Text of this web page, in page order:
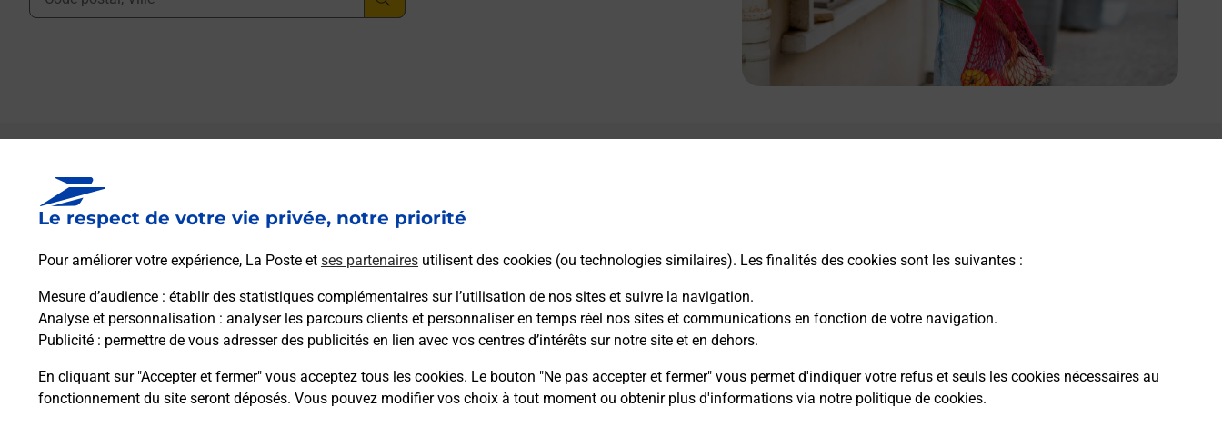
Le respect de votre vie privée, notre priorité
Pour améliorer votre expérience, La Poste et ses partenaires utilisent des cookies (ou technologies similaires). Les finalités des cookies sont les suivantes :
Mesure d’audience : établir des statistiques complémentaires sur l’utilisation de nos sites et suivre la navigation.
Analyse et personnalisation : analyser les parcours clients et personnaliser en temps réel nos sites et communications en fonction de votre navigation.
Publicité : permettre de vous adresser des publicités en lien avec vos centres d’intérêts sur notre site et en dehors.
En cliquant sur "Accepter et fermer" vous acceptez tous les cookies. Le bouton "Ne pas accepter et fermer" vous permet d'indiquer votre refus et seuls les cookies nécessaires au
fonctionnement du site seront déposés. Vous pouvez modifier vos choix à tout moment ou obtenir plus d'informations via notre politique de cookies.
Boîte aux lettres La Poste
Prochaine collecte du courrier lundià 08h00
1 Rue De Mondon
Itinéraire
3 Rue Des Chennevieres
Montbozon